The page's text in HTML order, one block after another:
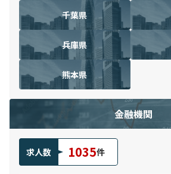
千葉県
兵庫県
熊本県
金融機関
求人数 1035件